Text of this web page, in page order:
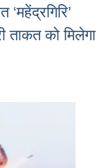
ताकत को मिलेगा